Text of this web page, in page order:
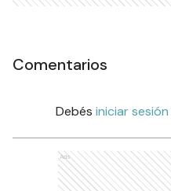
Comentarios
Debés iniciar sesión
Ads